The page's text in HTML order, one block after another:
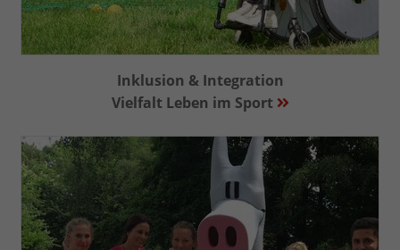
Inklusion & Integration
Vielfalt Leben im Sport